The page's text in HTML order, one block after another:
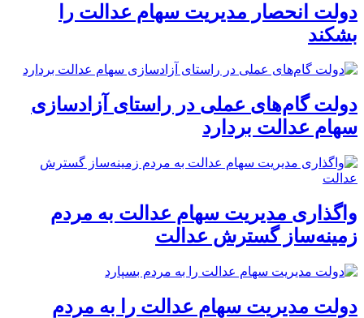
دولت انحصار مدیریت سهام عدالت را
بشکند
دولت گام‌های عملی در راستای آزادسازی
سهام عدالت بردارد
واگذاری مدیریت سهام عدالت به مردم
زمینه‌ساز گسترش عدالت
دولت مدیریت سهام عدالت را به مردم